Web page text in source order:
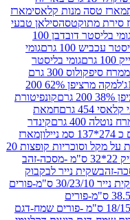
קלאסי מארז
סילאן טבעי
גומי בליסטר דובדבן 100
גומי
גומי בליסטר
ממרח סיפקולוס 300 גרם
למקה מרציפן 62% 200
קונפיטורת
חמאת
קינדר
מארז
מארז 4 סוכריות על מקל וסוכריות קופצות 20
נשיאה פלסטיק 22*32 ס"מ -מסכה-זהב
נייר לבקבוק
שקית נייר 30/23/10 ס"מ-פורים
ס"מ-פורים
18/15/8 ס"מ -פורים שמח-דגם